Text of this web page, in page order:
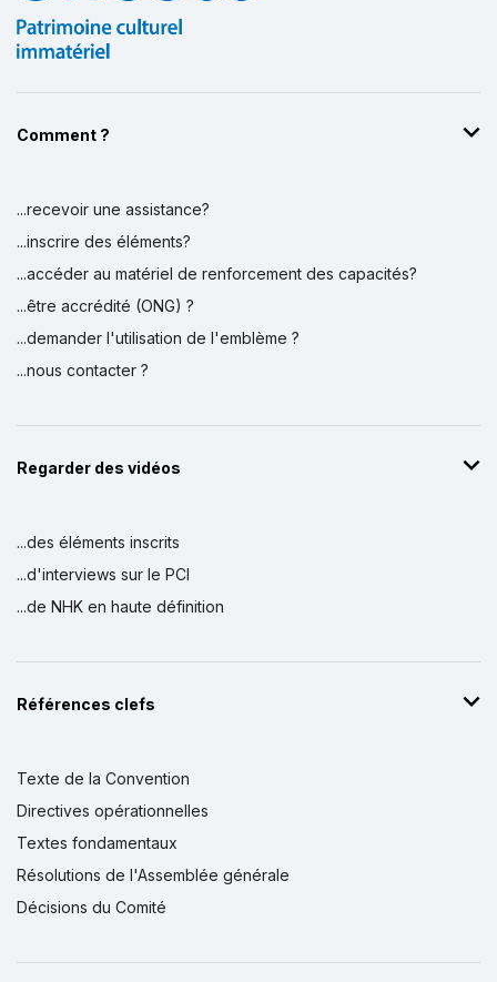
Comment ?
...recevoir une assistance?
...inscrire des éléments?
...accéder au matériel de renforcement des capacités?
...être accrédité (ONG) ?
...demander l'utilisation de l'emblème ?
...nous contacter ?
Regarder des vidéos
...des éléments inscrits
...d'interviews sur le PCI
...de NHK en haute définition
Références clefs
Texte de la Convention
Directives opérationnelles
Textes fondamentaux
Résolutions de l'Assemblée générale
Décisions du Comité